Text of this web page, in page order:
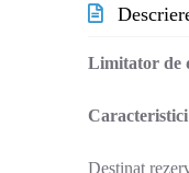
Limitator de
Destinat